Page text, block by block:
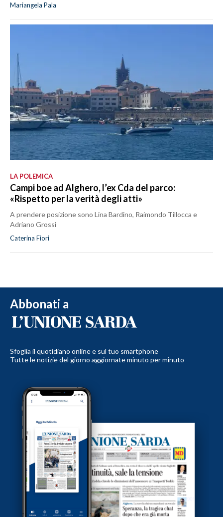
Mariangela Pala
LA POLEMICA
Campi boe ad Alghero, l’ex Cda del parco:
«Rispetto per la verità degli atti»
A prendere posizione sono Lina Bardino, Raimondo Tillocca e
Adriano Grossi
Caterina Fiori
Abbonati a
Sfoglia il quotidiano online e sul tuo smartphone
Tutte le notizie del giorno aggiornate minuto per minuto